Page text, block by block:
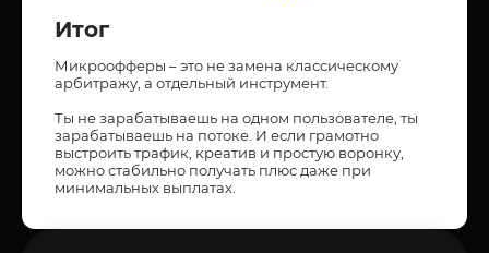
Итог
Микроофферы – это не замена классическому
арбитражу, а отдельный инструмент.
Ты не зарабатываешь на одном пользователе, ты
зарабатываешь на потоке. И если грамотно
выстроить трафик, креатив и простую воронку,
можно стабильно получать плюс даже при
минимальных выплатах.